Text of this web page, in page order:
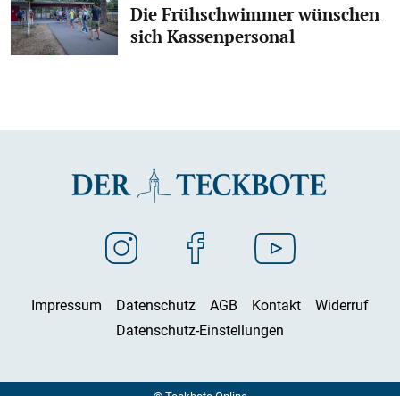
Die Frühschwimmer wünschen
sich Kassenpersonal
Impressum Datenschutz AGB Kontakt
Widerruf
Datenschutz-Einstellungen